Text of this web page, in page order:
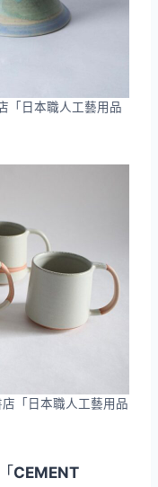
「日本職人工藝用品
「日本職人工藝用品
CEMENT